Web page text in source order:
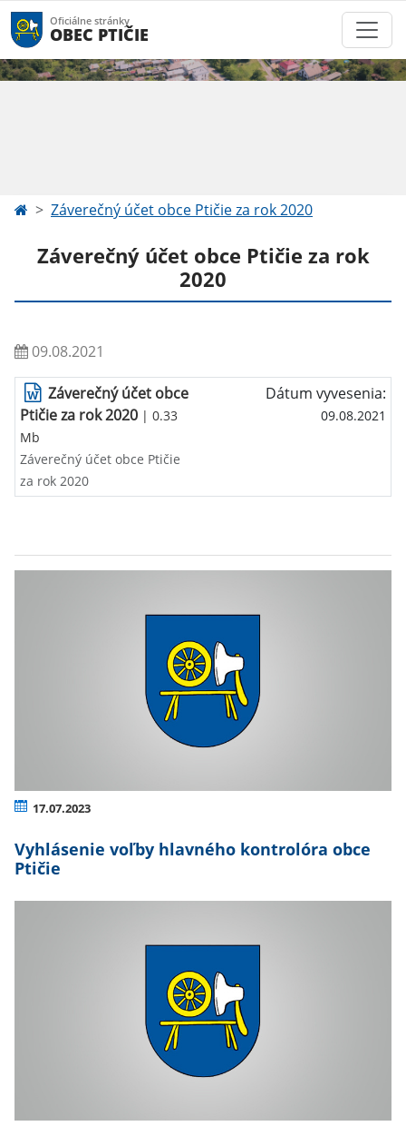
Oficiálne stránky
OBEC PTIČIE
Záverečný účet obce Ptičie za rok 2020
Záverečný účet obce Ptičie za rok
2020
09.08.2021
Záverečný účet obce
Ptičie za rok 2020 | 0.33
Mb
Dátum vyvesenia:
09.08.2021
Záverečný účet obce Ptičie
za rok 2020
17.07.2023
Vyhlásenie voľby hlavného kontrolóra obce
Ptičie